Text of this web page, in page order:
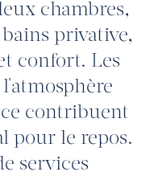
chambres,
privative,
confort. Les
contribuent
pour le repos.
services